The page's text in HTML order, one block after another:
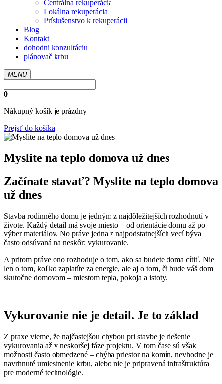
Centrálna rekuperácia
Lokálna rekuperácia
Príslušenstvo k rekuperácii
Blog
Kontakt
dohodni konzultáciu
plánovač krbu
MENU
0
Nákupný košík je prázdny
Prejsť do košíka
Myslite na teplo domova už dnes
Začínate stavať? Myslite na teplo domova
už dnes
Stavba rodinného domu je jedným z najdôležitejších rozhodnutí v
živote. Každý detail má svoje miesto – od orientácie domu až po
výber materiálov. No práve jedna z najpodstatnejších vecí býva
často odsúvaná na neskôr: vykurovanie.
A pritom práve ono rozhoduje o tom, ako sa budete doma cítiť. Nie
len o tom, koľko zaplatíte za energie, ale aj o tom, či bude váš dom
skutočne domovom – miestom tepla, pokoja a istoty.
Vykurovanie nie je detail. Je to základ
Z praxe vieme, že najčastejšou chybou pri stavbe je riešenie
vykurovania až v neskoršej fáze projektu. V tom čase sú však
možnosti často obmedzené – chýba priestor na komín, nevhodne je
navrhnuté umiestnenie krbu, alebo nie je pripravená infraštruktúra
pre moderné technológie.